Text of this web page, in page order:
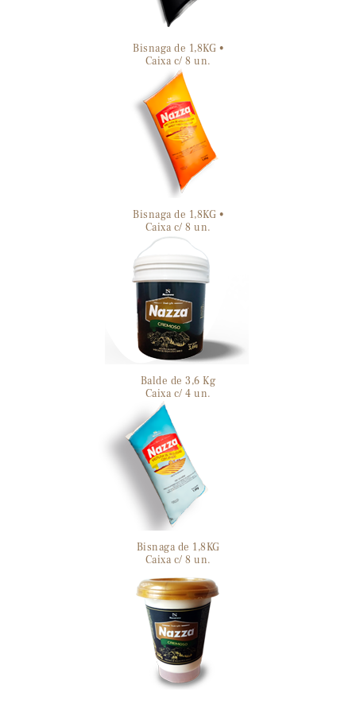
Bisnaga de 1,8KG •
Caixa c/ 8 un.
Bisnaga de 1,8KG •
Caixa c/ 8 un.
Balde de 3,6 Kg
Caixa c/ 4 un.
Bisnaga de 1,8KG
Caixa c/ 8 un.